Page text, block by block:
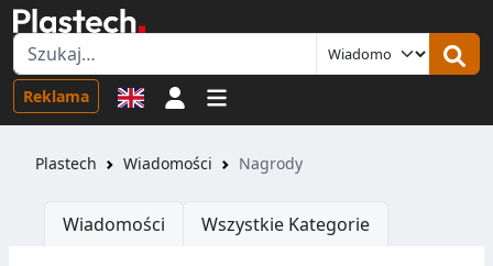
Reklama Logowanie
Plastech Wiadomości Nagrody
Wiadomości Wszystkie Kategorie